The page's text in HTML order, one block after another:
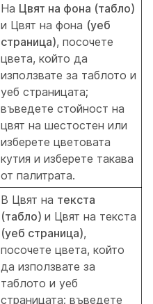
На Цвят на фона (табло)
и Цвят на фона (уеб
страница), посочете
цвета, който да
използвате за таблото и
уеб страницата;
въведете стойност на
цвят на шестостен или
изберете цветовата
кутия и изберете такава
от палитрата.
В Цвят на текста
(табло) и Цвят на текста
(уеб страница),
посочете цвета, който
да използвате за
таблото и уеб
страницата; въведете